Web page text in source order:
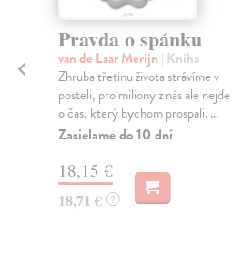
Pravda o spánku
van de Laar Merijn | Kniha
Zhruba třetinu života strávíme v
posteli, pro miliony z nás ale nejde
o čas, který bychom prospali. ...
Zasielame do 10 dní
18,15 €
18,71 € ?